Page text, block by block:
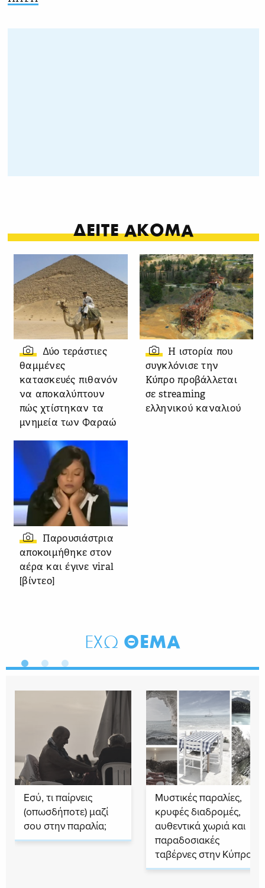
ΔΕΙΤΕ ΑΚΟΜΑ
Δύο τεράστιες
θαμμένες
κατασκευές πιθανόν
να αποκαλύπτουν
πώς χτίστηκαν τα
μνημεία των Φαραώ
Η ιστορία που
συγκλόνισε την
Κύπρο προβάλλεται
σε streaming
ελληνικού καναλιού
Παρουσιάστρια
αποκοιμήθηκε στον
αέρα και έγινε viral
[βίντεο]
ΕΧΩ ΘΕΜΑ
Εσύ, τι παίρνεις
(οπωσδήποτε) μαζί
σου στην παραλία;
Μυστικές παραλίες,
κρυφές διαδρομές,
αυθεντικά χωριά και
παραδοσιακές
ταβέρνες στην Κύπρο